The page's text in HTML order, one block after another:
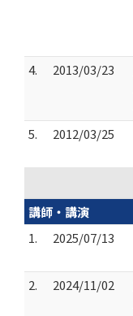
4.
2013/03/23
5.
2012/03/25
講師・講演
1.
2025/07/13
2.
2024/11/02